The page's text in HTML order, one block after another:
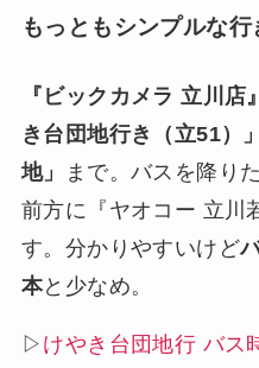
もっともシンプルな行
『ビックカメラ 立川店
き台団地行き（立51）」
地」
まで。バスを降り
前方に『ヤオコー 立川
す。分かりやすいけど
本と少なめ。
▷ けやき台団地行 バス